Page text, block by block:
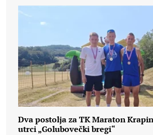
Dva postolja za TK Maraton
utrci „Golubovečki bregi“